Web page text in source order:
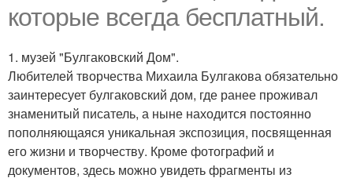
которые всегда бесплатный.
1. музей "Булгаковский Дом".
Любителей творчества Михаила Булгакова обязательно
заинтересует булгаковский дом, где ранее проживал
знаменитый писатель, а ныне находится постоянно
пополняющаяся уникальная экспозиция, посвященная
его жизни и творчеству. Кроме фотографий и
документов, здесь можно увидеть фрагменты из